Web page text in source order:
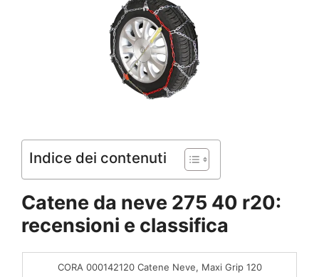
Indice dei contenuti
Catene da neve 275 40 r20:
recensioni e classifica
CORA 000142120 Catene Neve, Maxi Grip 120